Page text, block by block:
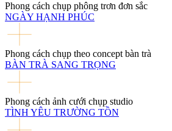
Phong cách chụp phông trơn đơn sắc
NGÀY HẠNH PHÚC
Phong cách chụp theo concept bàn trà
BÀN TRÀ SANG TRỌNG
Phong cách ảnh cưới chụp studio
TÌNH YÊU TRƯỜNG TỒN